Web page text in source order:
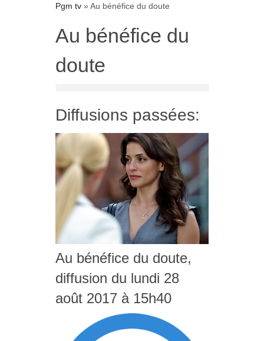
Pgm tv » Au bénéfice du doute
Au bénéfice du
doute
Diffusions passées:
Au bénéfice du doute,
diffusion du lundi 28
août 2017 à 15h40